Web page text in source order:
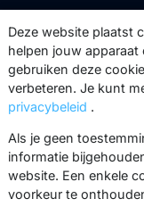
Over ons
Copernica-
Neem contact op
Deze website plaatst
helpen jouw
gebruiken deze
verbeteren. Je kunt
privacybeleid .
Als je geen
informatie
website. Een enkele
voorkeur te